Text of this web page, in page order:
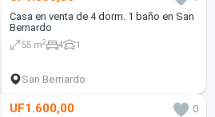
Casa en venta de 4 dorm. 1 baño en San
Bernardo
55 m2 4 1
San Bernardo
UF1.600,00
0